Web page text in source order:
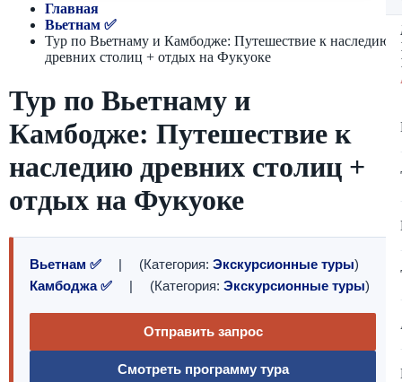
Главная
Вьетнам ✅
Тур по Вьетнаму и Камбодже: Путешествие к наследию
древних столиц + отдых на Фукуоке
Тур по Вьетнаму и
Камбодже: Путешествие к
наследию древних столиц +
отдых на Фукуоке
Вьетнам ✅ | (Категория: Экскурсионные туры)
Камбоджа ✅ | (Категория: Экскурсионные туры)
Отправить запрос
Смотреть программу тура